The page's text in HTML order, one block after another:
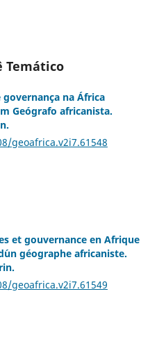
Temático
governança na África
Geógrafo africanista.
geoafrica.v2i7.61548
et gouvernance en Afrique
géographe africaniste.
geoafrica.v2i7.61549